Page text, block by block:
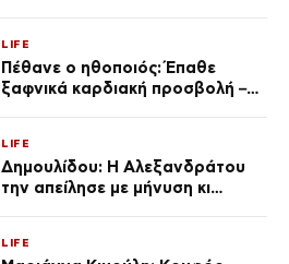
LIFE
Πέθανε ο ηθοποιός: Έπαθε
ξαφνικά καρδιακή προσβολή – Η
LIFE
Δημουλίδου: Η Αλεξανδράτου
την απείλησε με μήνυση κι
ποια είσαι σοκαρίστικα»
LIFE